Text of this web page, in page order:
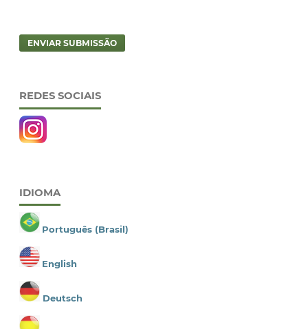
ENVIAR SUBMISSÃO
REDES SOCIAIS
IDIOMA
Português (Brasil)
English
Deutsch